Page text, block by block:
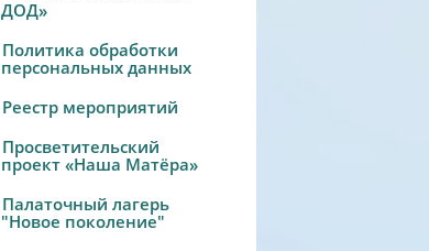
ДОД»
Политика обработки
персональных данных
Реестр мероприятий
Просветительский
проект «Наша Матёра»
Палаточный лагерь
"Новое поколение"